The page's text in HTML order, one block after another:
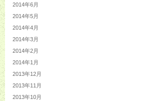
2014年6月
2014年5月
2014年4月
2014年3月
2014年2月
2014年1月
2013年12月
2013年11月
2013年10月